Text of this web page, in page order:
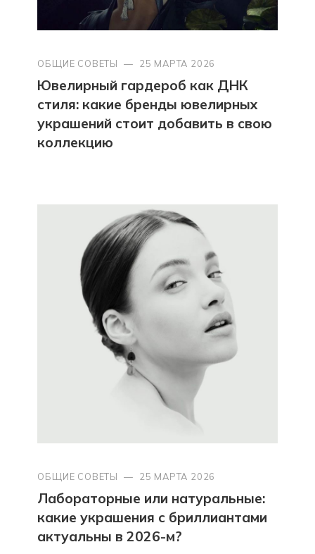
ОБЩИЕ СОВЕТЫ — 25 МАРТА 2026
Ювелирный гардероб как ДНК
стиля: какие бренды ювелирных
украшений стоит добавить в свою
коллекцию
ОБЩИЕ СОВЕТЫ — 25 МАРТА 2026
Лабораторные или натуральные:
какие украшения с бриллиантами
актуальны в 2026-м?